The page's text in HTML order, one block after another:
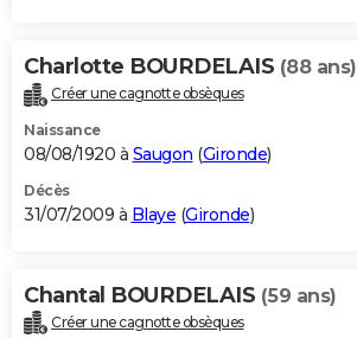
Charlotte BOURDELAIS (88 ans)
Créer une cagnotte obsèques
Naissance
08/08/1920 à Saugon (Gironde)
Décès
31/07/2009 à Blaye (Gironde)
Chantal BOURDELAIS (59 ans)
Créer une cagnotte obsèques